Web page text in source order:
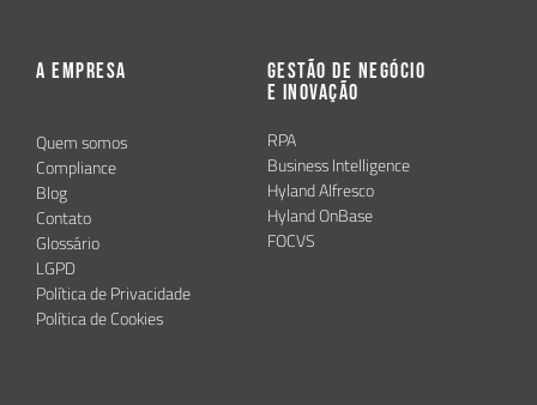
A Empresa
Quem somos
Compliance
Blog
Contato
Glossário
LGPD
Política de Privacidade
Política de Cookies
Gestão de Negócio
e Inovação
RPA
Business Intelligence
Hyland Alfresco
Hyland OnBase
FOCVS